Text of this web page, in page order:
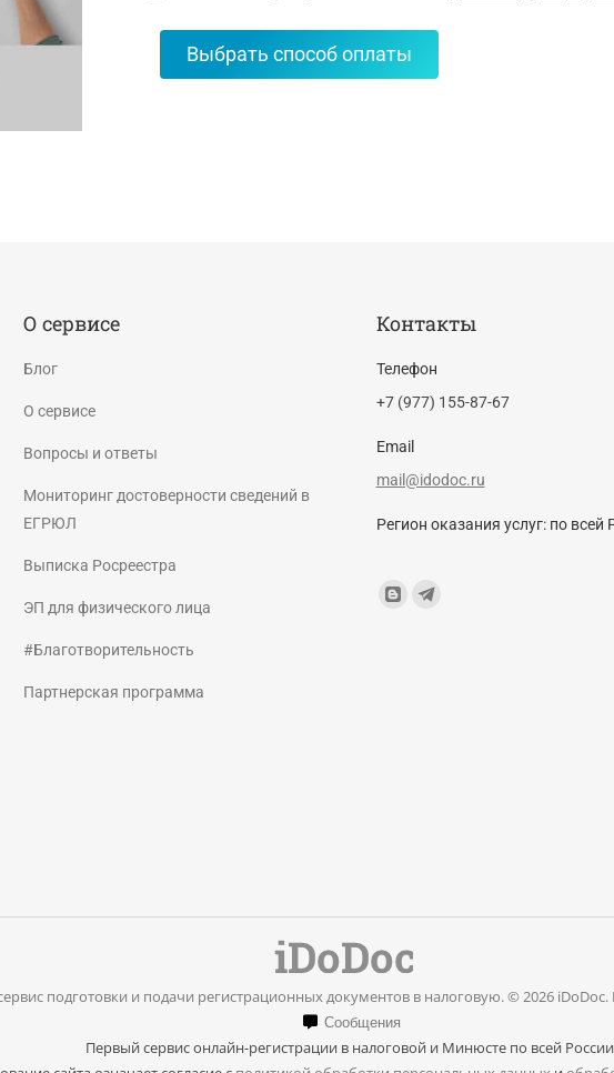
Выбрать способ оплаты
О сервисе
Блог
О сервисе
Вопросы и ответы
Мониторинг достоверности сведений в
ЕГРЮЛ
Выписка Росреестра
ЭП для физического лица
#Благотворительность
Партнерская программа
Контакты
Телефон
+7 (977) 155-87-67
Email
mail@idodoc.ru
Регион оказания услуг: по всей
Find us on:
BloggerTelegram
подготовки и подачи регистрационных документов в налоговую. © 2026
Сообщения
Первый сервис онлайн-регистрации в налоговой и Минюсте по всей